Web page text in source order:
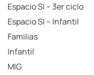
Espacio SI – 3er ciclo
Espacio SI – Infantil
Familias
Infantil
MIG